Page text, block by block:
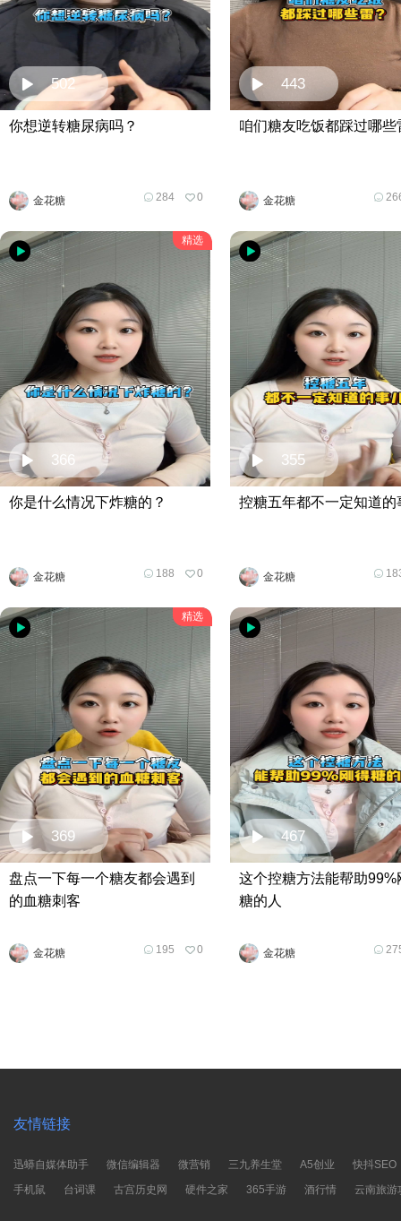
502
你想逆转糖尿病吗？
金花糖 0
284
443
咱们糖友吃饭都踩过哪些
金花糖
精选
366
你是什么情况下炸糖的？
金花糖 0
188
355
控糖五年都不一定知道的
金花糖
精选
369
盘点一下每一个糖友都会遇到
的血糖刺客
金花糖 0
195
467
这个控糖方法能帮助99%
糖的人
金花糖
友情链接
迅蟒自媒体助手 微信编辑器 微营销 三九养生堂 A5创业
快抖SEO
手机鼠
台词课 古宫历史网 硬件之家 365手游 酒行情 云南旅游